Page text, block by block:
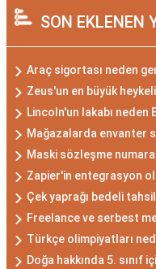
SON EKLENEN
Araç sigortası neden
Zeus'un en büyük
Lincoln'un lakabı neden
Mağazalarda envanter
Maski sözleşme
Zapier'in entegrasyon
Çek yaprağı bedeli
Freelance ve serbest
Türkçe olimpiyatları
Doğa hakkında 5. sınıf